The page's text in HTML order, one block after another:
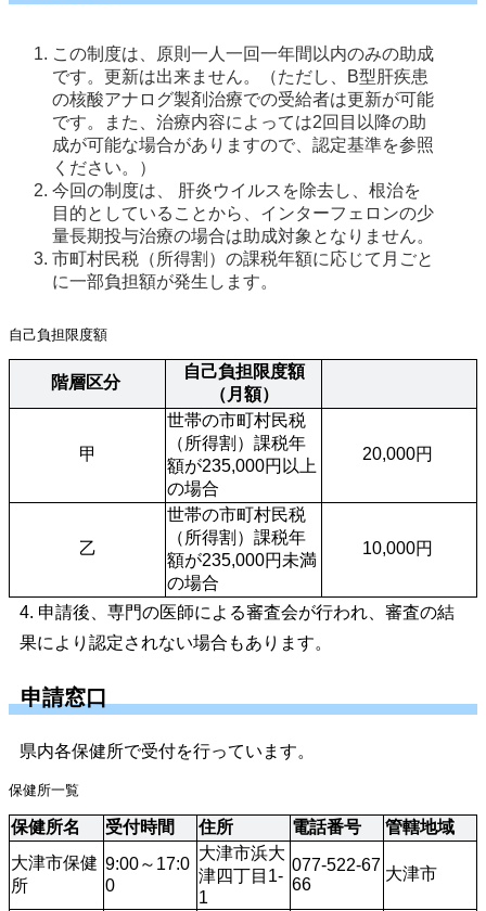
この制度は、原則一人一回一年間以内のみの助成
です。更新は出来ません。（ただし、B型肝疾患
の核酸アナログ製剤治療での受給者は更新が可能
です。また、治療内容によっては2回目以降の助
成が可能な場合がありますので、認定基準を参照
ください。）
今回の制度は、 肝炎ウイルスを除去し、根治を
目的としていることから、インターフェロンの少
市町村民税（所得割）の課税年額に応じて月ごと
に一部負担額が発生します。
自己負担限度額
階層区分
自己負担限度額
（月額）
甲
世帯の市町村民税
（所得割）課税年
額が235,000円以上
の場合
20,000円
乙
世帯の市町村民税
（所得割）課税年
額が235,000円未満
の場合
10,000円
4. 申請後、専門の医師による審査会が行われ、審査の結
果により認定されない場合もあります。
申請窓口
県内各保健所で受付を行っています。
保健所一覧
保健所名 受付時間 住所 電話番号
管轄地域
大津市保健
所
9:00～17:0
0
大津市浜大
津四丁目1-
1
077-522-67
66
大津市